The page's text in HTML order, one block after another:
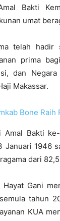
Bakti
umat
telah
prima
dan
Makassar.
Bone
Amal Bakti
Januari 1946
dari
Gani
tahun
KUA